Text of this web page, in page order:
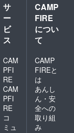
サ
ー
ビ
ス
CAM
PFI
RE
CAM
PFI
RE
コ
ミュ
CAMP
FIRE
につい
て
CAMP
FIREと
は
あんし
ん・安
全への
取り組
み